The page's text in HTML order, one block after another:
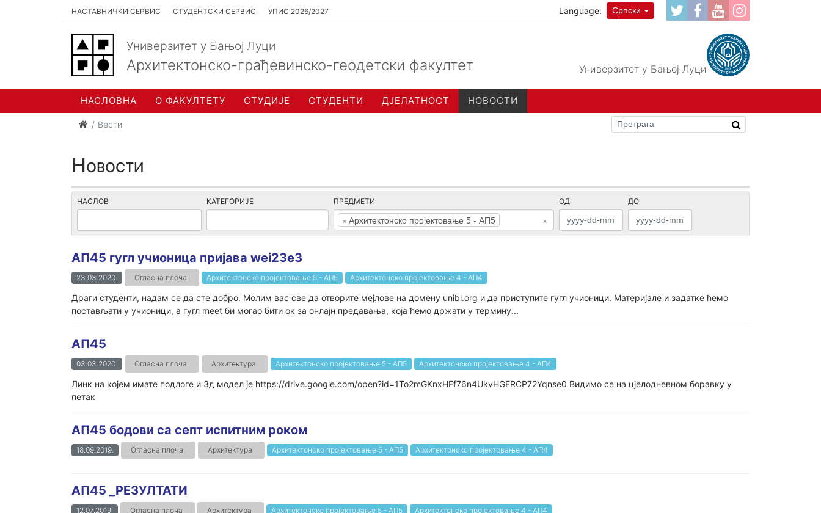
НАСТАВНИЧКИ СЕРВИС СТУДЕНТСКИ СЕРВИС УПИС 2026/2027 Language: Српски
Универзитет у Бањој Луци
Архитектонско-грађевинско-геодетски факултет Универзитет у Бањој Луци
НАСЛОВНА О ФАКУЛТЕТУ СТУДИЈЕ СТУДЕНТИ ДЈЕЛАТНОСТ НОВОСТИ
Вести
Новости
НАСЛОВ КАТЕГОРИЈЕ ПРЕДМЕТИ
×
× Архитектонско пројектовање 5 - АП5
ОД ДО
АП45 гугл учионица пријава wei23e3
23.03.2020. Огласна плоча Архитектонско пројектовање 5 - АП5 Архитектонско пројектовање 4 - АП4
Драги студенти, надам се да сте добро. Молим вас све да отворите мејлове на домену unibl.org и да приступите гугл учионици. Материјале и задатке ћемо
постављати у учионици, а гугл meet би могао бити ок за онлајн предавања, која ћемо држати у термину...
АП45
03.03.2020. Огласна плоча Архитектура Архитектонско пројектовање 5 - АП5 Архитектонско пројектовање 4 - АП4
Линк на којем имате подлоге и 3д модел је https://drive.google.com/open?id=1To2mGKnxHFf76n4UkvHGERCP72Yqnse0 Видимо се на цјелодневном боравку у
петак
АП45 бодови са септ испитним роком
18.09.2019. Огласна плоча Архитектура Архитектонско пројектовање 5 - АП5 Архитектонско пројектовање 4 - АП4
АП45 _РЕЗУЛТАТИ
12.07.2019. Огласна плоча Архитектура Архитектонско пројектовање 5 - АП5 Архитектонско пројектовање 4 - АП4